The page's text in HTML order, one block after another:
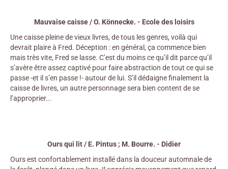
Mauvaise caisse / O. Könnecke. - Ecole des loisirs
Une caisse pleine de vieux livres, de tous les genres, voilà qui
devrait plaire à Fred. Déception : en général, ça commence bien
mais très vite, Fred se lasse. C’est du moins ce qu’il dit parce qu’il
s’avère être assez captivé pour faire abstraction de tout ce qui se
passe -et il s’en passe !- autour de lui. S’il dédaigne finalement la
caisse de livres, un autre personnage sera bien content de se
l’approprier...
Ours qui lit / E. Pintus ; M. Bourre. - Didier
Ours est confortablement installé dans la douceur automnale de